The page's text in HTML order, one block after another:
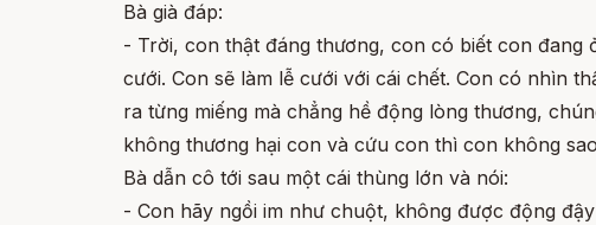
Bà già đáp:
- Trời, con thật đáng thương, con có biết con đang
cưới. Con sẽ làm lễ cưới với cái chết. Con có nhìn
ra từng miếng mà chẳng hề động lòng thương,
không thương hại con và cứu con thì con không
Bà dẫn cô tới sau một cái thùng lớn và nói:
- Con hãy ngồi im như chuột, không được động